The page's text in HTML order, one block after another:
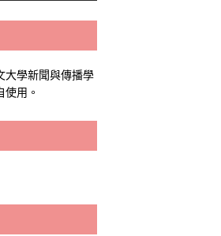
大學新聞與傳播學
用。